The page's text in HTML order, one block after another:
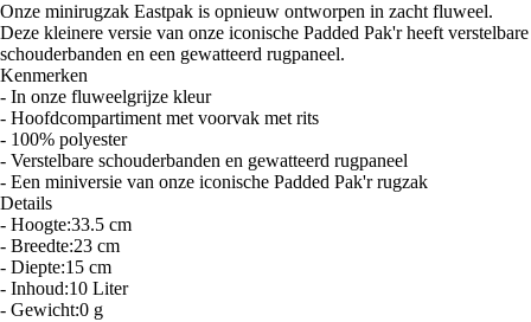
Onze minirugzak Eastpak is opnieuw ontworpen in zacht fluweel.
Deze kleinere versie van onze iconische Padded Pak'r heeft verstelbare
schouderbanden en een gewatteerd rugpaneel.
Kenmerken
- In onze fluweelgrijze kleur
- Hoofdcompartiment met voorvak met rits
- 100% polyester
- Verstelbare schouderbanden en gewatteerd rugpaneel
- Een miniversie van onze iconische Padded Pak'r rugzak
Details
- Hoogte:33.5 cm
- Breedte:23 cm
- Diepte:15 cm
- Inhoud:10 Liter
- Gewicht:0 g